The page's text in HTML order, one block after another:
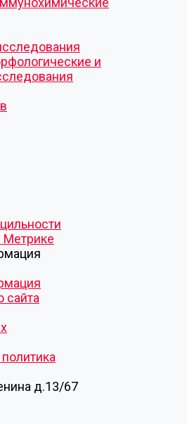
и
Метрике
сайта
д.13/67